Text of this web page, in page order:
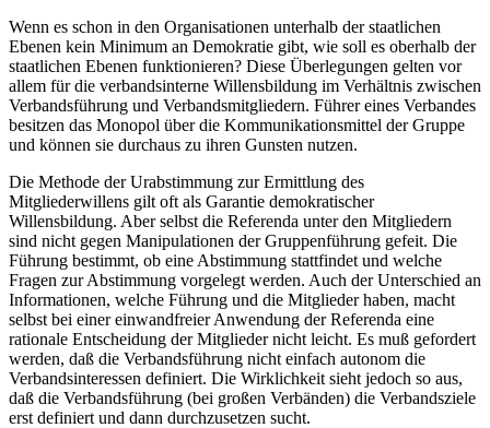
Wenn es schon in den Organisationen unterhalb der staatlichen
Ebenen kein Minimum an Demokratie gibt, wie soll es oberhalb der
staatlichen Ebenen funktionieren? Diese Überlegungen gelten vor
allem für die verbandsinterne Willensbildung im Verhältnis zwischen
Verbandsführung und Verbandsmitgliedern. Führer eines Verbandes
besitzen das Monopol über die Kommunikationsmittel der Gruppe
und können sie durchaus zu ihren Gunsten nutzen.
Die Methode der Urabstimmung zur Ermittlung des
Mitgliederwillens gilt oft als Garantie demokratischer
Willensbildung. Aber selbst die Referenda unter den Mitgliedern
sind nicht gegen Manipulationen der Gruppenführung gefeit. Die
Führung bestimmt, ob eine Abstimmung stattfindet und welche
Fragen zur Abstimmung vorgelegt werden. Auch der Unterschied an
Informationen, welche Führung und die Mitglieder haben, macht
selbst bei einer einwandfreier Anwendung der Referenda eine
rationale Entscheidung der Mitglieder nicht leicht. Es muß gefordert
werden, daß die Verbandsführung nicht einfach autonom die
Verbandsinteressen definiert. Die Wirklichkeit sieht jedoch so aus,
daß die Verbandsführung (bei großen Verbänden) die Verbandsziele
erst definiert und dann durchzusetzen sucht.